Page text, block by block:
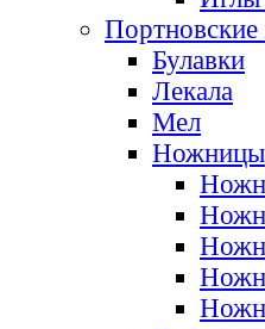
Булавки
Лекала
Мел
Ножницы